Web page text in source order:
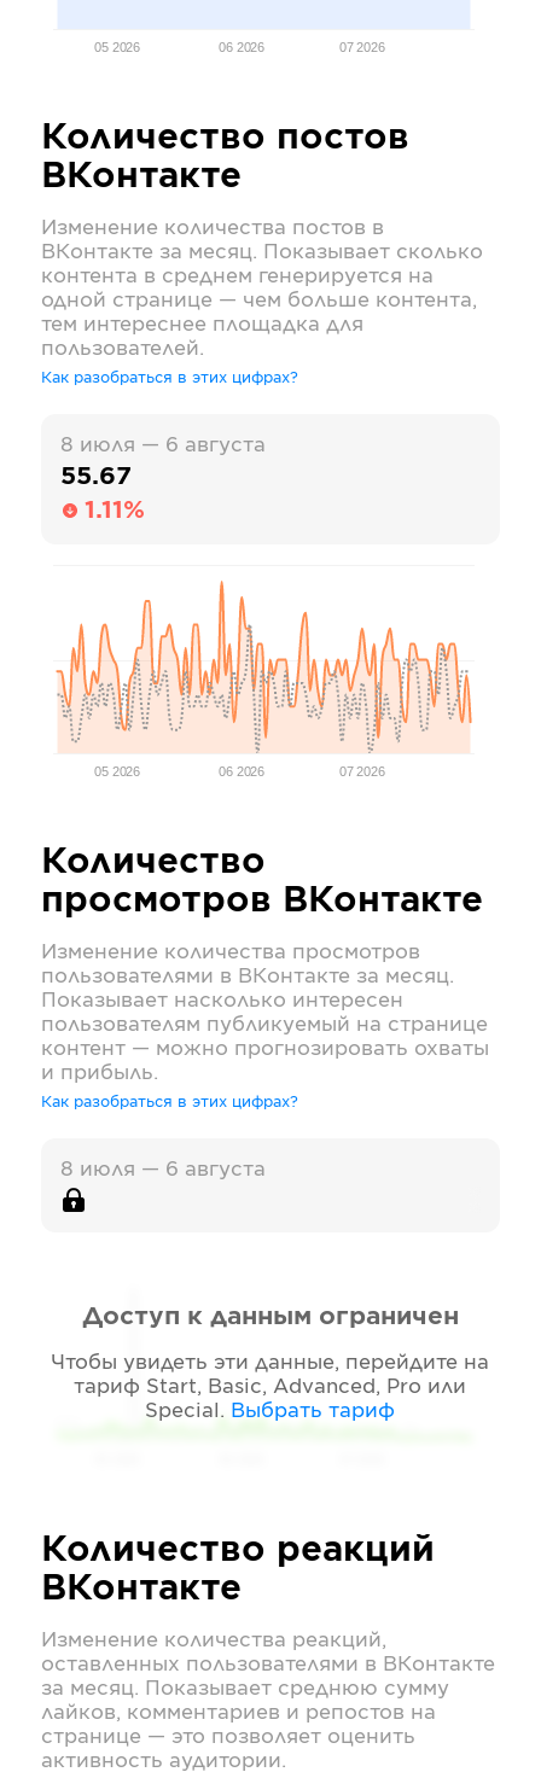
05 2026 06 2026 07 2026
Количество постов
ВКонтакте
Изменение количества постов в
ВКонтакте за месяц. Показывает сколько
контента в среднем генерируется на
одной странице — чем больше контента,
тем интереснее площадка для
пользователей.
Как разобраться в этих цифрах?
8 июля — 6 августа
55.67
1.11%
05 2026 06 2026 07 2026
Количество
просмотров ВКонтакте
Изменение количества просмотров
пользователями в ВКонтакте за месяц.
Показывает насколько интересен
пользователям публикуемый на странице
контент — можно прогнозировать охваты
и прибыль.
Как разобраться в этих цифрах?
8 июля — 6 августа
Доступ к данным ограничен
Чтобы увидеть эти данные, перейдите на
тариф Start, Basic, Advanced, Pro или
Special . Выбрать тариф
Количество реакций
ВКонтакте
Изменение количества реакций,
оставленных пользователями в ВКонтакте
за месяц. Показывает среднюю сумму
лайков, комментариев и репостов на
странице — это позволяет оценить
активность аудитории.